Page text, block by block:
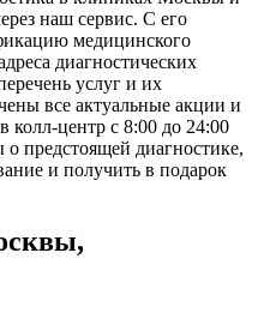
наш сервис. С его
медицинского
диагностических
услуг и их
все актуальные акции и
колл-центр с 8:00 до 24:00
предстоящей диагностике,
и получить в подарок